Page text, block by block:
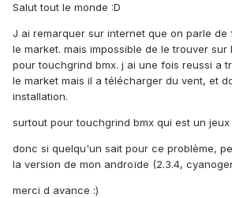
Salut tout le monde :D
J ai remarquer sur internet que on parle de
le market. mais impossible de le trouver sur
pour touchgrind bmx. j ai une fois reussi a
le market mais il a télécharger du vent, et
installation.
surtout pour touchgrind bmx qui est un jeux
donc si quelqu'un sait pour ce problème,
la version de mon androïde (2.3.4,
merci d avance :)